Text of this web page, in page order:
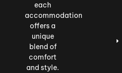
each
accommodation
offers a
unique
blend of
comfort
and style.